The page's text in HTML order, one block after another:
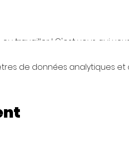
travailler ! C'est vous qui
en self service. Une
des salles, de vous
ou un vidéo call.
en cours dans le centre
choisissez de louer notre
de données analytiques et